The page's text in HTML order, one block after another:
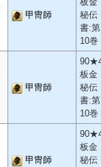
甲冑師
秘伝
書:第
10巻
甲冑師
板金
秘伝
書:第
10巻
甲冑師
板金
秘伝